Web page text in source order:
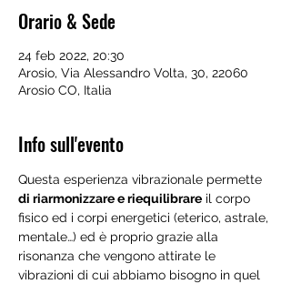
Orario & Sede
24 feb 2022, 20:30
Arosio, Via Alessandro Volta, 30, 22060
Arosio CO, Italia
Info sull'evento
Questa esperienza vibrazionale permette
di riarmonizzare e riequilibrare il corpo
fisico ed i corpi energetici (eterico, astrale,
mentale…) ed è proprio grazie alla
risonanza che vengono attirate le
vibrazioni di cui abbiamo bisogno in quel